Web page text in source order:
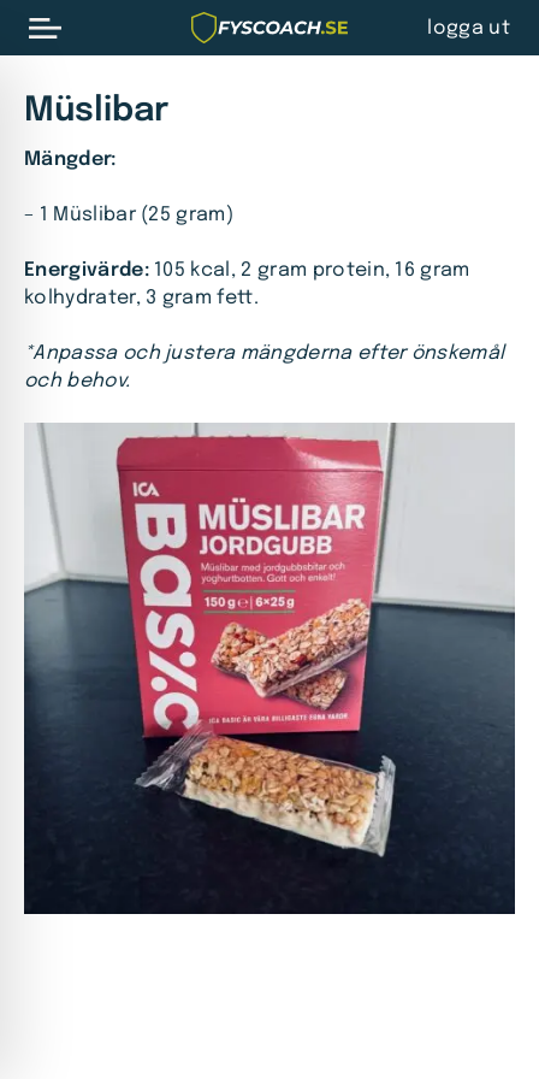
logga ut
Müslibar
Mängder:
– 1 Müslibar (25 gram)
Energivärde:105 kcal, 2 gram protein, 16 gram
kolhydrater, 3 gram fett.
*Anpassa och justera mängderna efter önskemål
och behov.